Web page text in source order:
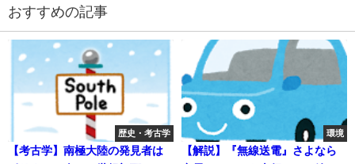
おすすめの記事
歴史・考古学
【考古学】南極大陸の発見者は
環境
【解説】『無線送電』さよなら